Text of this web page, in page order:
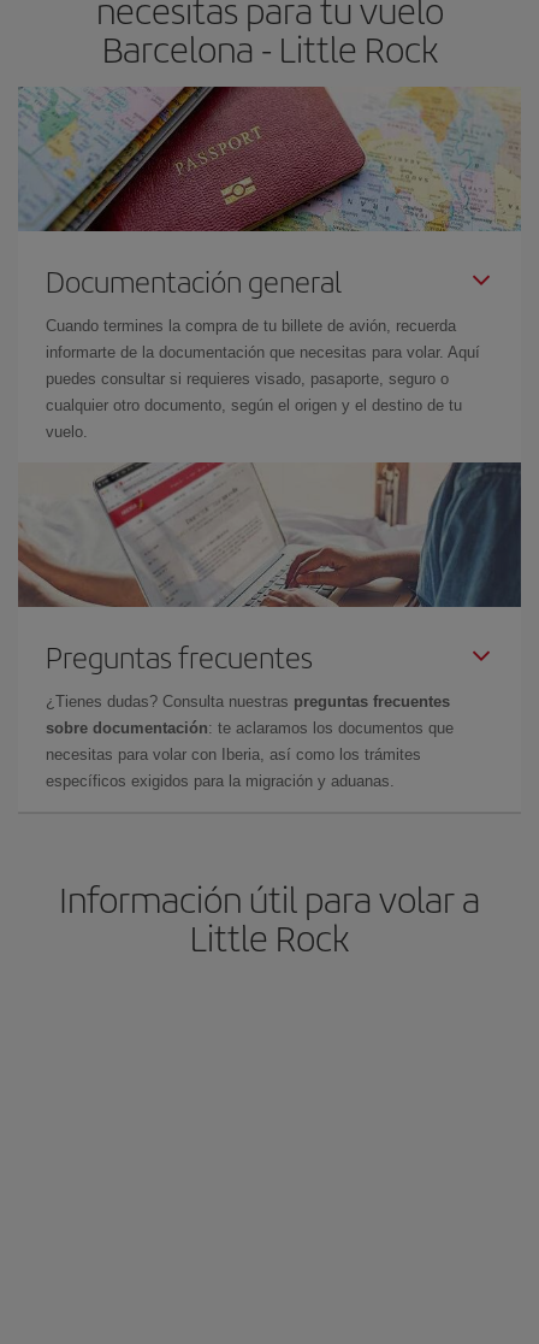
Barcelona - Little Rock
Documentación general
Cuando termines la compra de tu billete de avión, recuerda
informarte de la documentación que necesitas para volar. Aquí
puedes consultar si requieres visado, pasaporte, seguro o
cualquier otro documento, según el origen y el destino de tu
vuelo.
Preguntas frecuentes
¿Tienes dudas? Consulta nuestras preguntas frecuentes
sobre documentación: te aclaramos los documentos que
necesitas para volar con Iberia, así como los trámites
específicos exigidos para la migración y aduanas.
Información útil para volar a
Little Rock